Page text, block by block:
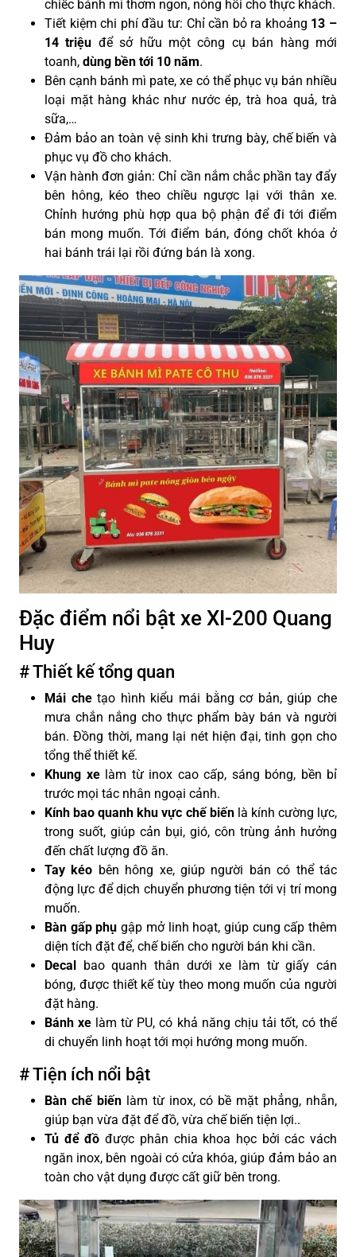
chiếc bánh mì thơm ngon, nóng hổi cho thực khách.
Tiết kiệm chi phí đầu tư: Chỉ cần bỏ ra khoảng 13 –
14 triệu để sở hữu một công cụ bán hàng mới
toanh, dùng bền tới 10 năm.
Bên cạnh bánh mì pate, xe có thể phục vụ bán nhiều
loại mặt hàng khác như nước ép, trà hoa quả, trà
sữa,…
Đảm bảo an toàn vệ sinh khi trưng bày, chế biến và
phục vụ đồ cho khách.
Vận hành đơn giản: Chỉ cần nắm chắc phần tay đẩy
bên hông, kéo theo chiều ngược lại với thân xe.
Chỉnh hướng phù hợp qua bộ phận để đi tới điểm
bán mong muốn. Tới điểm bán, đóng chốt khóa ở
hai bánh trái lại rồi đứng bán là xong.
Đặc điểm nổi bật xe XI-200 Quang
Huy
# Thiết kế tổng quan
Mái chetạo hình kiểu mái bằng cơ bản, giúp che
mưa chắn nắng cho thực phẩm bày bán và người
bán. Đồng thời, mang lại nét hiện đại, tinh gọn cho
tổng thể thiết kế.
Khung xelàm từ inox cao cấp, sáng bóng, bền bỉ
trước mọi tác nhân ngoại cảnh.
Kính bao quanh khu vực chế biến là kính cường lực,
trong suốt, giúp cản bụi, gió, côn trùng ảnh hưởng
đến chất lượng đồ ăn.
Tay kéo bên hông xe, giúp người bán có thể tác
động lực để dịch chuyển phương tiện tới vị trí mong
muốn.
Bàn gấp phụgập mở linh hoạt, giúp cung cấp thêm
diện tích đặt để, chế biến cho người bán khi cần.
Decal
bao quanh thân dưới xe làm từ giấy cán
bóng, được thiết kế tùy theo mong muốn của người
đặt hàng.
Bánh xe làm từ PU, có khả năng chịu tải tốt, có thể
di chuyển linh hoạt tới mọi hướng mong muốn.
# Tiện ích nổi bật
Bàn chế biếnlàm từ inox, có bề mặt phẳng, nhẵn,
giúp bạn vừa đặt để đồ, vừa chế biến tiện lợi..
Tủ để đồđược phân chia khoa học bởi các vách
ngăn inox, bên ngoài có cửa khóa, giúp đảm bảo an
toàn cho vật dụng được cất giữ bên trong.